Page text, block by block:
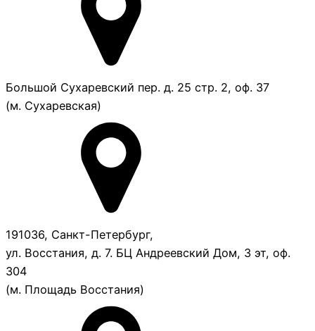
Большой Сухаревский пер. д. 25 стр. 2, оф. 37
(м. Сухаревская)
191036, Санкт-Петербург,
ул. Восстания, д. 7. БЦ Андреевский Дом, 3 эт, оф.
304
(м. Площадь Восстания)